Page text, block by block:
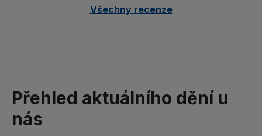
Všechny recenze
Přehled aktuálního dění u
nás